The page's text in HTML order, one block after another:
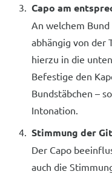
Capo am
An welchem
abhängig von der
hierzu in die
Befestige den
Bundstäbchen –
Intonation.
Stimmung der
Der Capo
auch die